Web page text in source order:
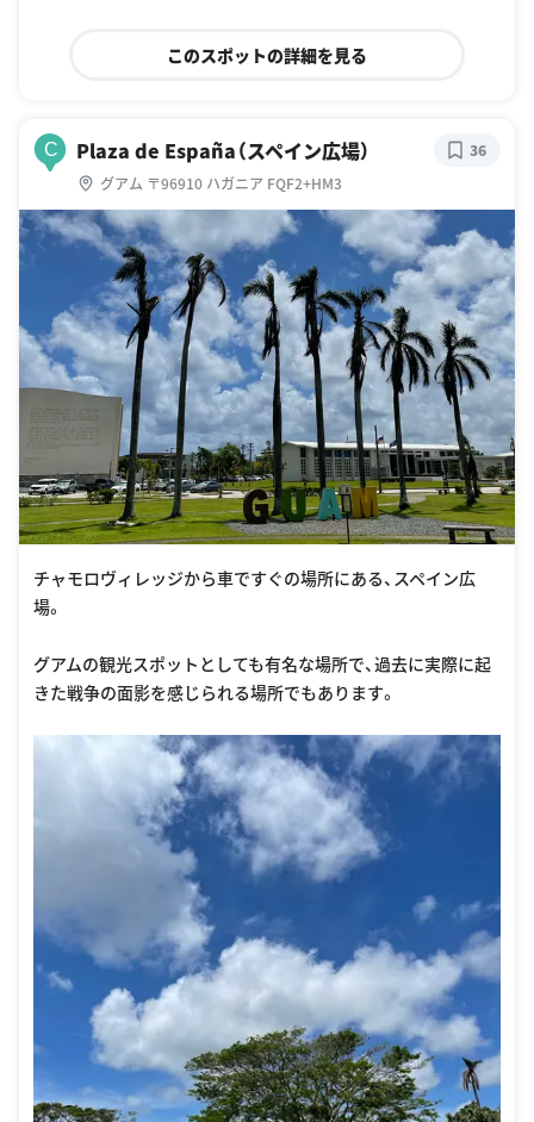
このスポットの詳細を見る
C Plaza de España（スペイン広場）
グアム 〒96910 ハガニア FQF2+HM3
36
チャモロヴィレッジから車ですぐの場所にある、スペイン広
場。
グアムの観光スポットとしても有名な場所で、過去に実際に起
きた戦争の面影を感じられる場所でもあります。